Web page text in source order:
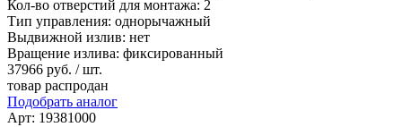
Кол-во отверстий для монтажа: 2
Тип управления: однорычажный
Выдвижной излив: нет
Вращение излива: фиксированный
37966 руб. / шт.
товар распродан
Подобрать аналог
Арт: 19381000